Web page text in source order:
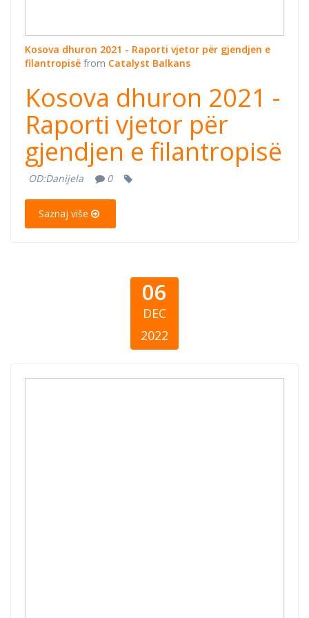
Kosova dhuron 2021 - Raporti vjetor për gjendjen e
filantropisë from Catalyst Balkans
Kosova dhuron 2021 -
Raporti vjetor për
gjendjen e filantropisë
OD:Danijela 0
Saznaj više
06
DEC
2022